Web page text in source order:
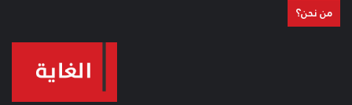
من نحن؟